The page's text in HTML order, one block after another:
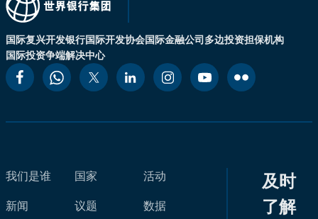
国际复兴开发银行国际开发协会国际金融公司多边投资担保机构
国际投资争端解决中心
我们是谁
新闻
国家
议题
活动
数据
及时
了解